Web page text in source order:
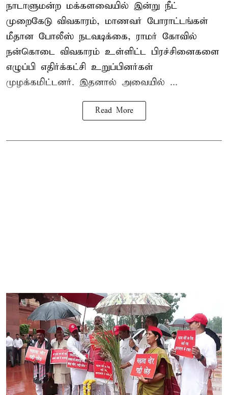
நாடாளுமன்ற மக்களவையில் இன்று நீட்
முறைகேடு விவகாரம், மாணவர் போராட்டங்கள்
மீதான போலீஸ் நடவடிக்கை, ராமர் கோவில்
நன்கொடை விவகாரம் உள்ளிட்ட பிரச்சினைகளை
எழுப்பி எதிர்க்கட்சி உறுப்பினர்கள்
முழக்கமிட்டனர். இதனால் அவையில் ...
Read More